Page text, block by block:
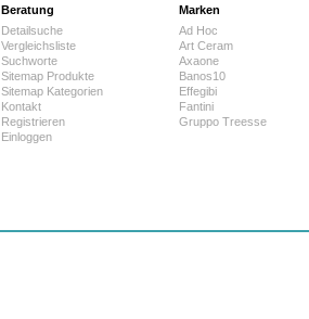
Beratung
Detailsuche
Vergleichsliste
Suchworte
Sitemap Produkte
Sitemap Kategorien
Kontakt
Registrieren
Einloggen
Marken
Ad Hoc
Art Ceram
Axaone
Banos10
Effegibi
Fantini
Gruppo Treesse